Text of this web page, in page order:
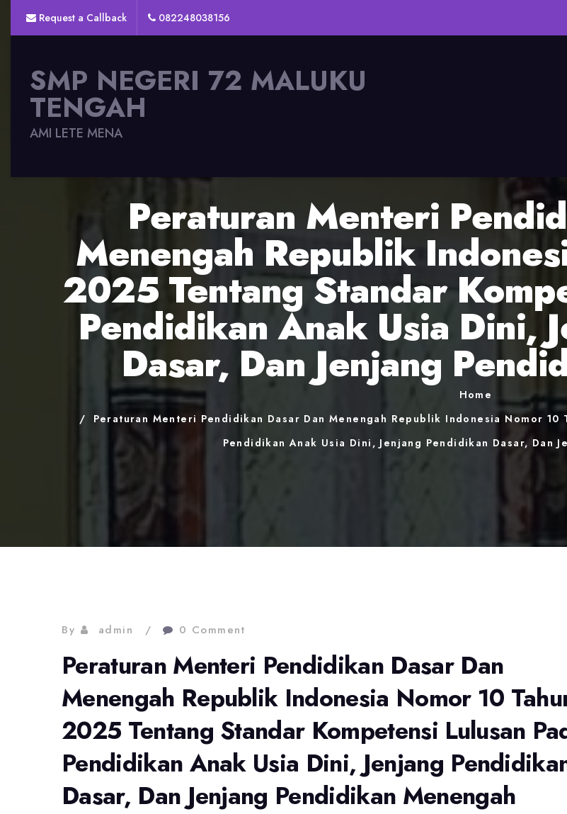
Request a Callback 082248038156
SMP NEGERI 72 MALUKU
TENGAH
AMI LETE MENA
Peraturan Menteri
Menengah Republik
2025 Tentang Standar
Pendidikan Anak Usia Dini,
Dasar, Dan Jenjang
Home
Peraturan Menteri Pendidikan Dasar Dan Menengah Republik Indonesia Nomor 10
Pendidikan Anak Usia Dini, Jenjang Pendidikan Dasar, Dan
By admin 0 Comment
Peraturan Menteri Pendidikan Dasar Dan
Menengah Republik Indonesia Nomor 10
2025 Tentang Standar Kompetensi Lulusan
Pendidikan Anak Usia Dini, Jenjang
Dasar, Dan Jenjang Pendidikan Menengah